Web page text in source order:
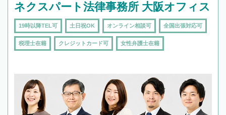
ネクスパート法律事務所 大阪オフィス
19時以降TEL可 土日祝OK オンライン相談可 全国出張対応可
税理士在籍 クレジットカード可 女性弁護士在籍